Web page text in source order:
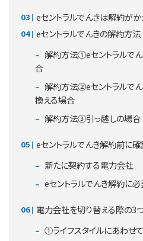
eセントラルでんきは解約が
eセントラルでんきの解約方法
解約方法①eセントラルで
合
解約方法②eセントラルで
換える場合
解約方法③引っ越しの場合
eセントラルでんき解約前に確
新たに契約する電力会社
eセントラルでんき解約に
電力会社を切り替える際の3
①ライフスタイルにあわせ